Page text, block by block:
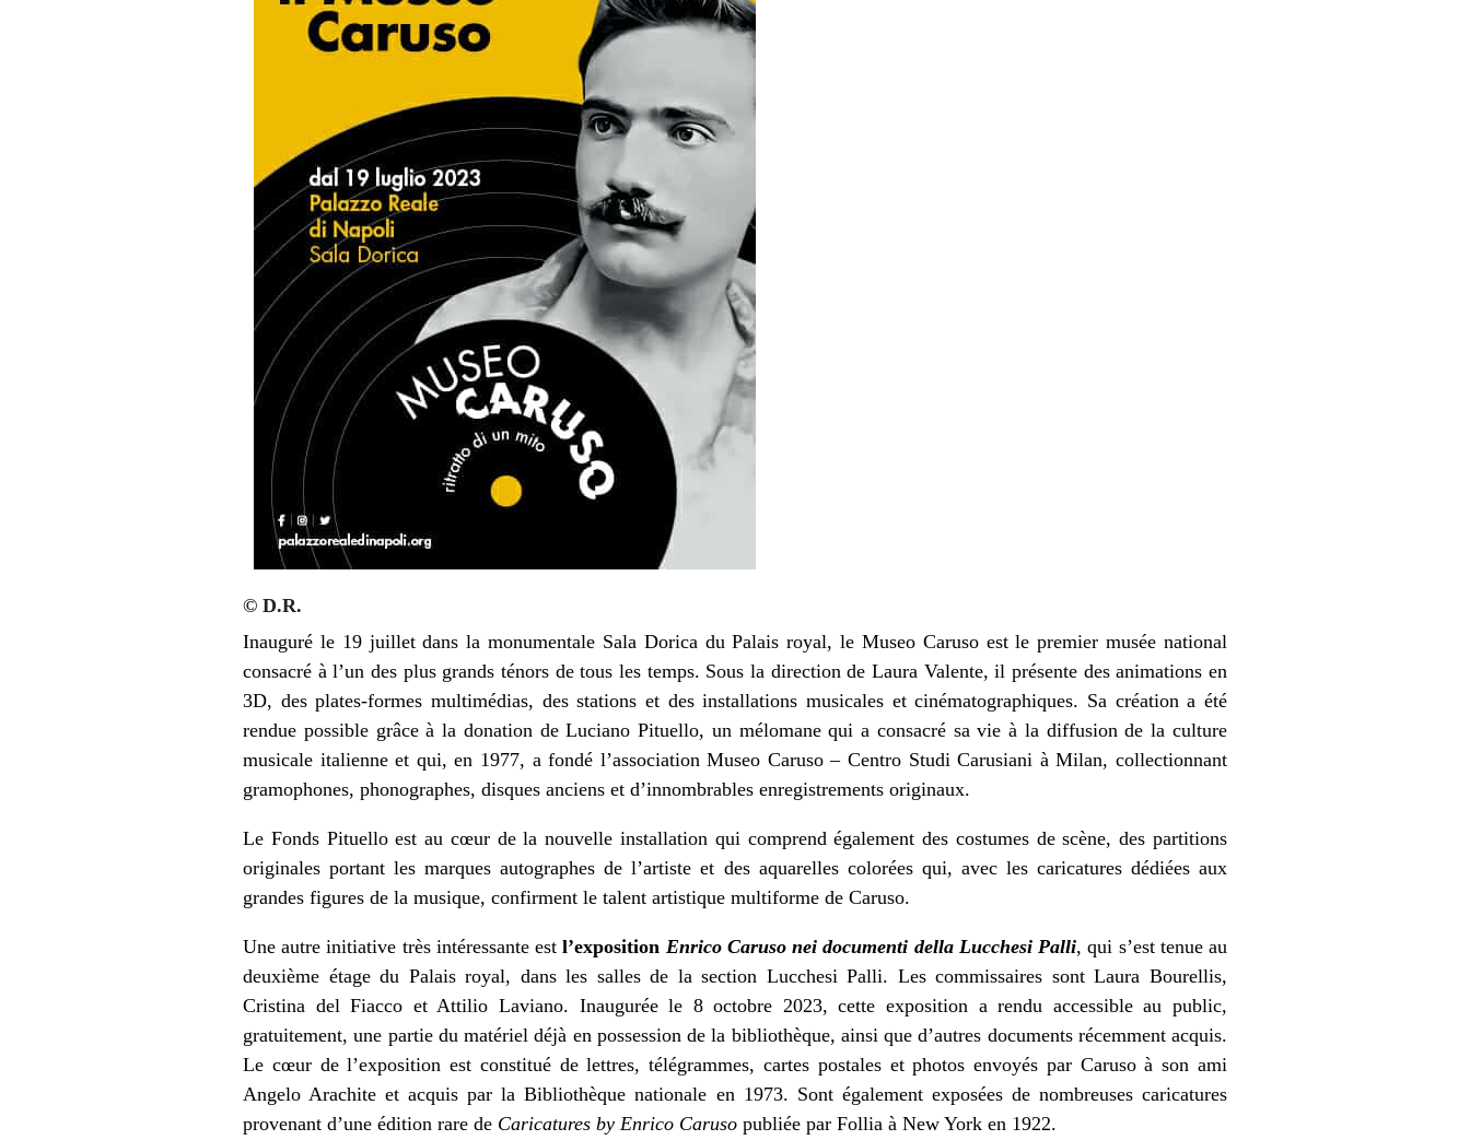
© D.R.
Inauguré le 19 juillet dans la monumentale Sala Dorica du Palais royal, le Museo Caruso est le premier musée national
consacré à l’un des plus grands ténors de tous les temps. Sous la direction de Laura Valente, il présente des animations en
3D, des plates-formes multimédias, des stations et des installations musicales et cinématographiques. Sa création a été
rendue possible grâce à la donation de Luciano Pituello, un mélomane qui a consacré sa vie à la diffusion de la culture
musicale italienne et qui, en 1977, a fondé l’association Museo Caruso – Centro Studi Carusiani à Milan, collectionnant
gramophones, phonographes, disques anciens et d’innombrables enregistrements originaux.
Le Fonds Pituello est au cœur de la nouvelle installation qui comprend également des costumes de scène, des partitions
originales portant les marques autographes de l’artiste et des aquarelles colorées qui, avec les caricatures dédiées aux
grandes figures de la musique, confirment le talent artistique multiforme de Caruso.
Une autre initiative très intéressante estl’exposition Enrico Caruso nei documenti della Lucchesi Palli, qui s’est tenue au
deuxième étage du Palais royal, dans les salles de la section Lucchesi Palli. Les commissaires sont Laura Bourellis,
Cristina del Fiacco et Attilio Laviano. Inaugurée le 8 octobre 2023, cette exposition a rendu accessible au public,
gratuitement, une partie du matériel déjà en possession de la bibliothèque, ainsi que d’autres documents récemment acquis.
Le cœur de l’exposition est constitué de lettres, télégrammes, cartes postales et photos envoyés par Caruso à son ami
Angelo Arachite et acquis par la Bibliothèque nationale en 1973. Sont également exposées de nombreuses caricatures
provenant d’une édition rare de Caricatures by Enrico Caruso publiée par Follia à New York en 1922.